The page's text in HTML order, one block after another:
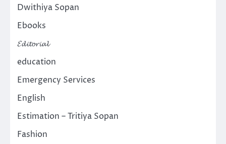
Dwithiya Sopan
Ebooks
𝓔𝓭𝓲𝓽𝓸𝓻𝓲𝓪𝓵
education
Emergency Services
English
Estimation – Tritiya Sopan
Fashion